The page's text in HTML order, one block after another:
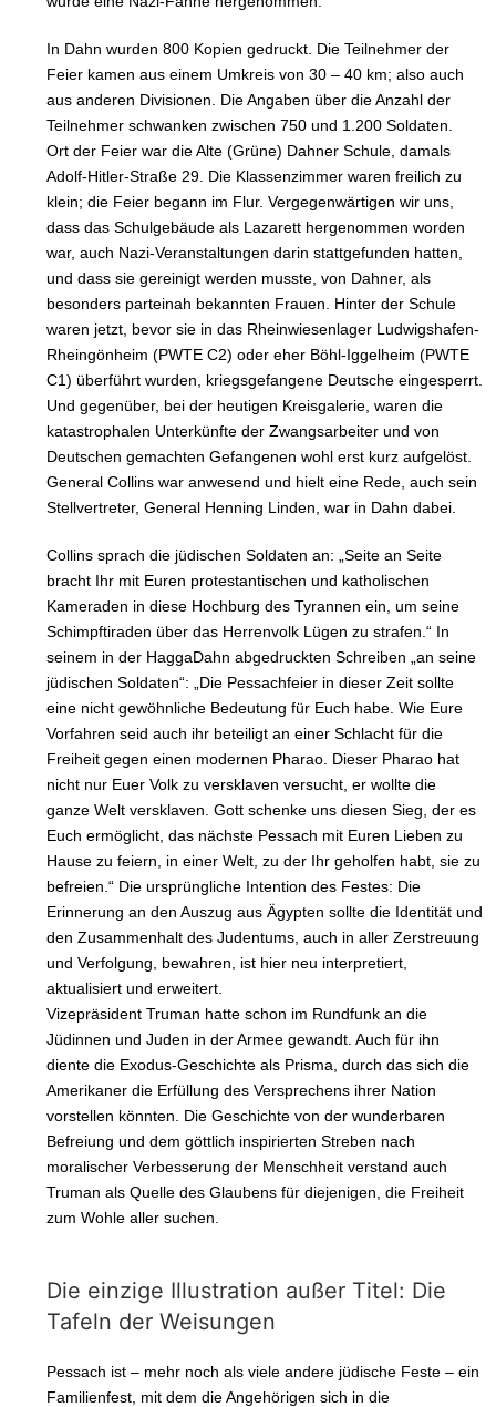
In Dahn wurden 800 Kopien gedruckt. Die Teilnehmer der
Feier kamen aus einem Umkreis von 30 – 40 km; also auch
aus anderen Divisionen. Die Angaben über die Anzahl der
Teilnehmer schwanken zwischen 750 und 1.200 Soldaten.
Ort der Feier war die Alte (Grüne) Dahner Schule, damals
Adolf-Hitler-Straße 29. Die Klassenzimmer waren freilich zu
klein; die Feier begann im Flur. Vergegenwärtigen wir uns,
dass das Schulgebäude als Lazarett hergenommen worden
war, auch Nazi-Veranstaltungen darin stattgefunden hatten,
und dass sie gereinigt werden musste, von Dahner, als
besonders parteinah bekannten Frauen. Hinter der Schule
waren jetzt, bevor sie in das Rheinwiesenlager Ludwigshafen-
Rheingönheim (PWTE C2) oder eher Böhl-Iggelheim (PWTE
C1) überführt wurden, kriegsgefangene Deutsche eingesperrt.
Und gegenüber, bei der heutigen Kreisgalerie, waren die
katastrophalen Unterkünfte der Zwangsarbeiter und von
Deutschen gemachten Gefangenen wohl erst kurz aufgelöst.
General Collins war anwesend und hielt eine Rede, auch sein
Stellvertreter, General Henning Linden, war in Dahn dabei.
Collins sprach die jüdischen Soldaten an: „Seite an Seite
bracht Ihr mit Euren protestantischen und katholischen
Kameraden in diese Hochburg des Tyrannen ein, um seine
Schimpftiraden über das Herrenvolk Lügen zu strafen.“ In
seinem in der HaggaDahn abgedruckten Schreiben „an seine
jüdischen Soldaten“: „Die Pessachfeier in dieser Zeit sollte
eine nicht gewöhnliche Bedeutung für Euch habe. Wie Eure
Vorfahren seid auch ihr beteiligt an einer Schlacht für die
Freiheit gegen einen modernen Pharao. Dieser Pharao hat
nicht nur Euer Volk zu versklaven versucht, er wollte die
ganze Welt versklaven. Gott schenke uns diesen Sieg, der es
Euch ermöglicht, das nächste Pessach mit Euren Lieben zu
Hause zu feiern, in einer Welt, zu der Ihr geholfen habt, sie zu
befreien.“ Die ursprüngliche Intention des Festes: Die
Erinnerung an den Auszug aus Ägypten sollte die Identität und
den Zusammenhalt des Judentums, auch in aller Zerstreuung
und Verfolgung, bewahren, ist hier neu interpretiert,
aktualisiert und erweitert.
Vizepräsident Truman hatte schon im Rundfunk an die
Jüdinnen und Juden in der Armee gewandt. Auch für ihn
diente die Exodus-Geschichte als Prisma, durch das sich die
Amerikaner die Erfüllung des Versprechens ihrer Nation
vorstellen könnten. Die Geschichte von der wunderbaren
Befreiung und dem göttlich inspirierten Streben nach
moralischer Verbesserung der Menschheit verstand auch
Truman als Quelle des Glaubens für diejenigen, die Freiheit
zum Wohle aller suchen.
Die einzige Illustration außer Titel: Die
Tafeln der Weisungen
Pessach ist – mehr noch als viele andere jüdische Feste – ein
Familienfest, mit dem die Angehörigen sich in die